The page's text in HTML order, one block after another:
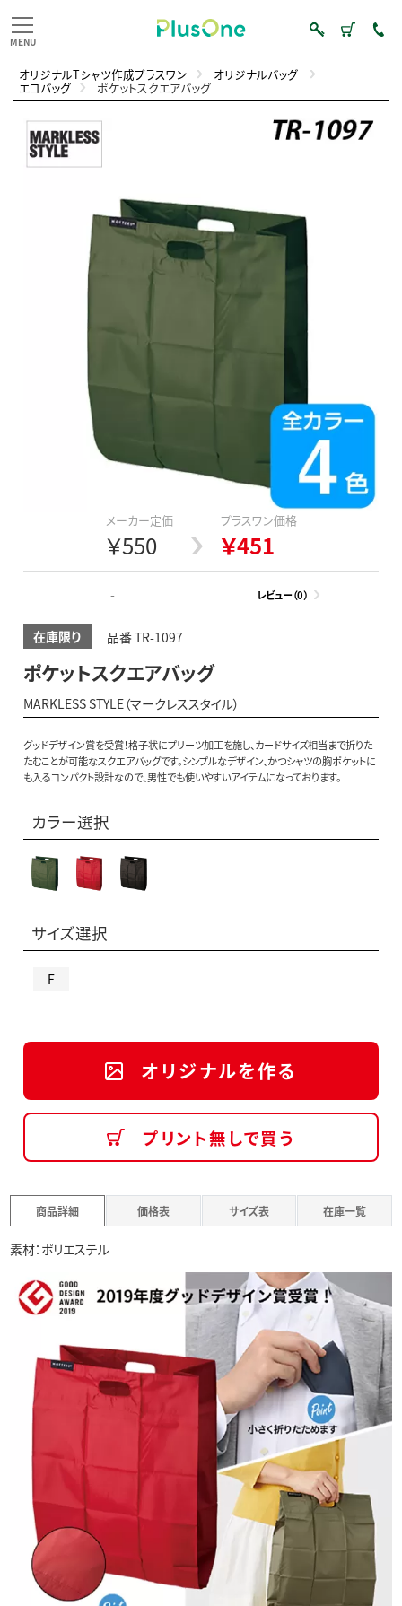
オリジナルTシャツ作成プラスワン オリジナルバッグ
エコバッグ ポケットスクエアバッグ
メーカー定価
￥550
プラスワン価格
￥451
- レビュー（0）
在庫限り 品番 TR-1097
ポケットスクエアバッグ
MARKLESS STYLE（マークレススタイル）
グッドデザイン賞を受賞！格子状にプリーツ加工を施し、カードサイズ相当まで折りた
たむことが可能なスクエアバッグです。シンプルなデザイン、かつシャツの胸ポケットに
も入るコンパクト設計なので、男性でも使いやすいアイテムになっております。
カラー選択
サイズ選択
F
オリジナルを作る
プリント無しで買う
商品詳細 価格表 サイズ表 在庫一覧
素材：ポリエステル